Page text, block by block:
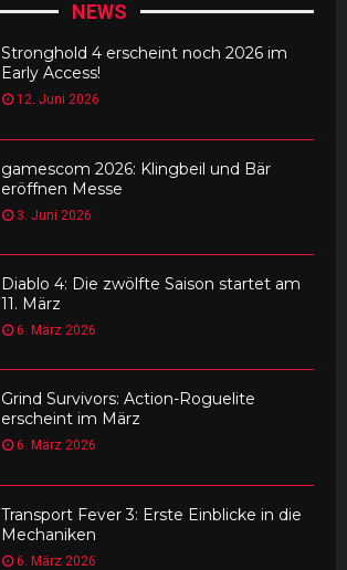
NEWS
Stronghold 4 erscheint noch 2026 im
Early Access!
12. Juni 2026
gamescom 2026: Klingbeil und Bär
eröffnen Messe
3. Juni 2026
Diablo 4: Die zwölfte Saison startet am
11. März
6. März 2026
Grind Survivors: Action-Roguelite
erscheint im März
6. März 2026
Transport Fever 3: Erste Einblicke in die
Mechaniken
6. März 2026